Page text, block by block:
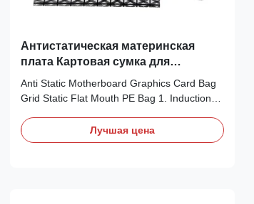
Антистатическая материнская
плата Картовая сумка для
графической карты Решетка
статическая Плоская рту PE сумка
Anti Static Motherboard Graphics Card Bag
Grid Static Flat Mouth PE Bag 1. Induction
formed by blow molding a mixture of low-
density polyethylene (LDPE) and wire type
Лучшая цена